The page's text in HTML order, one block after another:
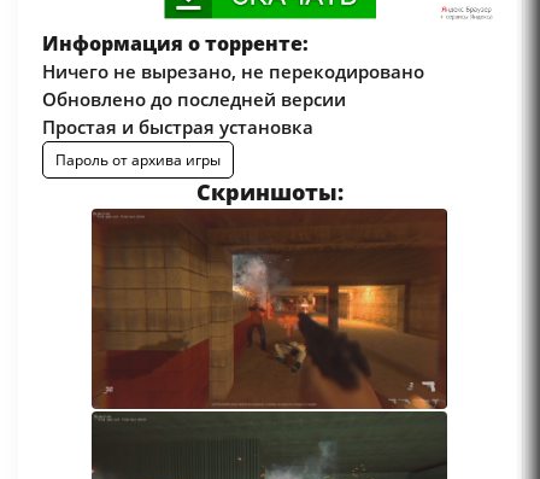
Информация о торренте:
Ничего не вырезано, не перекодировано
Обновлено до последней версии
Простая и быстрая установка
Пароль от архива игры
Скриншоты: